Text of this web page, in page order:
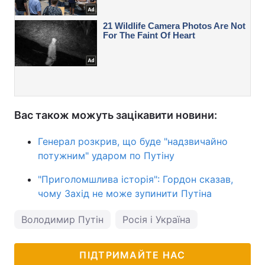
Вас також можуть зацікавити новини:
Генерал розкрив, що буде "надзвичайно
потужним" ударом по Путіну
"Приголомшлива історія": Гордон сказав,
чому Захід не може зупинити Путіна
Володимир Путін Росія і Україна
ПІДТРИМАЙТЕ НАС